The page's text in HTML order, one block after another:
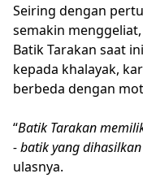
Seiring dengan
semakin
Batik Tarakan saat
kepada khalayak,
berbeda dengan
“Batik Tarakan
- batik yang
ulasnya.